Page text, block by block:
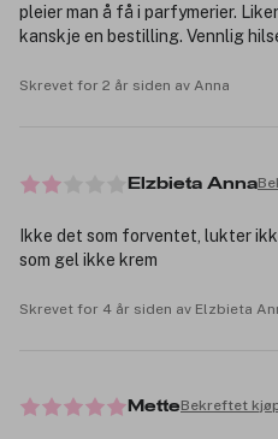
pleier man å få i parfymerier.
kanskje en bestilling. Vennlig
Skrevet for 2 år siden av Anna
Elzbieta Anna
Ikke det som forventet, lukter
som gel ikke krem
Skrevet for 4 år siden av Elzbieta
MetteBekreftet